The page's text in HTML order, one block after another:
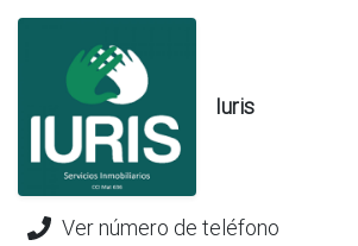
Iuris
Ver número de teléfono